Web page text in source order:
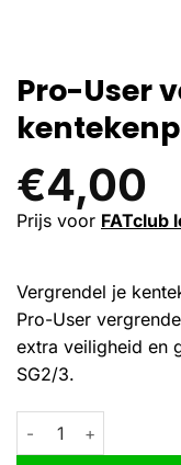
Pro-User
€4,00
Prijs voor FATclub
Vergrendel je
Pro-User
extra veiligheid en
SG2/3.
Pro-User
Alternative: